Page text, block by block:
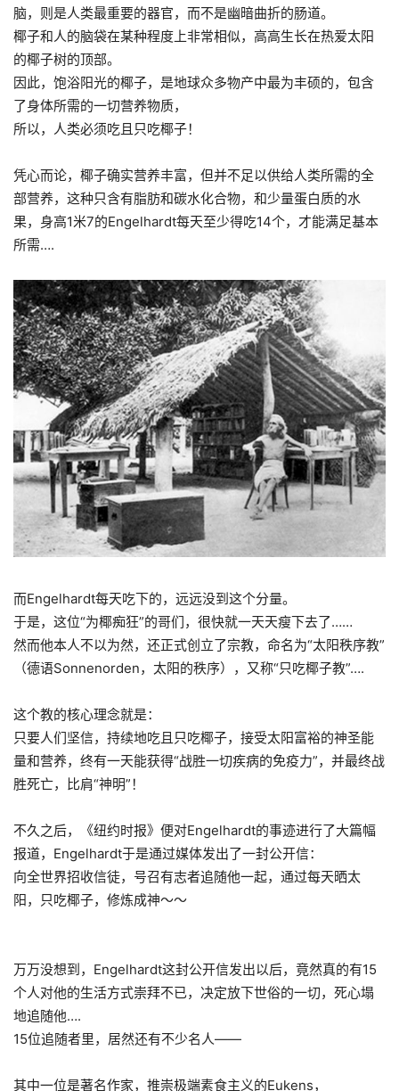
脑，则是人类最重要的器官，而不是幽暗曲折的肠道。
椰子和人的脑袋在某种程度上非常相似，高高生长在热爱太阳
的椰子树的顶部。
因此，饱浴阳光的椰子，是地球众多物产中最为丰硕的，包含
了身体所需的一切营养物质，
所以，人类必须吃且只吃椰子！
凭心而论，椰子确实营养丰富，但并不足以供给人类所需的全
部营养，这种只含有脂肪和碳水化合物，和少量蛋白质的水
果，身高1米7的Engelhardt每天至少得吃14个，才能满足基本
所需….
而Engelhardt每天吃下的，远远没到这个分量。
于是，这位“为椰痴狂”的哥们，很快就一天天瘦下去了……
然而他本人不以为然，还正式创立了宗教，命名为“太阳秩序教”
（德语Sonnenorden，太阳的秩序），又称“只吃椰子教”….
这个教的核心理念就是：
只要人们坚信，持续地吃且只吃椰子，接受太阳富裕的神圣能
量和营养，终有一天能获得“战胜一切疾病的免疫力”，并最终战
胜死亡，比肩“神明”！
不久之后，《纽约时报》便对Engelhardt的事迹进行了大篇幅
报道，Engelhardt于是通过媒体发出了一封公开信：
向全世界招收信徒，号召有志者追随他一起，通过每天晒太
阳，只吃椰子，修炼成神～～
万万没想到，Engelhardt这封公开信发出以后，竟然真的有15
个人对他的生活方式崇拜不已，决定放下世俗的一切，死心塌
地追随他….
15位追随者里，居然还有不少名人——
其中一位是著名作家，推崇极端素食主义的Eukens，